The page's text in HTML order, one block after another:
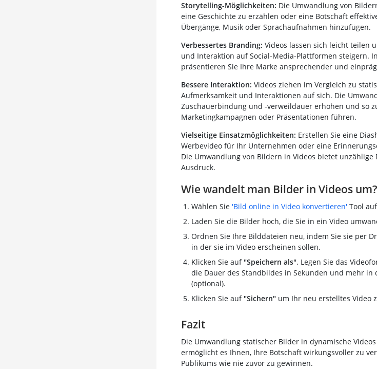
Storytelling-Möglichkeiten: Die Umwandlung von
eine Geschichte zu erzählen oder eine Botschaft
Übergänge, Musik oder Sprachaufnahmen hinzufügen.
Verbessertes Branding: Videos lassen sich leicht teilen
und Interaktion auf Social-Media-Plattformen steigern.
präsentieren Sie Ihre Marke ansprechender und
Bessere Interaktion: Videos ziehen im Vergleich zu
Aufmerksamkeit und Interaktionen auf sich. Die
Zuschauerbindung und -verweildauer erhöhen und so
Marketingkampagnen oder Präsentationen führen.
Vielseitige Einsatzmöglichkeiten: Erstellen Sie eine
Werbevideo für Ihr Unternehmen oder eine
Die Umwandlung von Bildern in Videos bietet
Ausdruck.
Wie wandelt man Bilder in Videos um?
Wählen Sie 'Bild online in Video konvertieren'Tool
Laden Sie die Bilder hoch, die Sie in ein Video
Ordnen Sie Ihre Bilddateien neu, indem Sie sie per
in der sie im Video erscheinen sollen.
Klicken Sie auf "Speichern als". Legen Sie das
die Dauer des Standbildes in Sekunden und mehr in
(optional).
Klicken Sie auf "Sichern"um Ihr neu erstelltes Video
Fazit
Die Umwandlung statischer Bilder in dynamische
ermöglicht es Ihnen, Ihre Botschaft wirkungsvoller zu
Publikums wie nie zuvor zu gewinnen.